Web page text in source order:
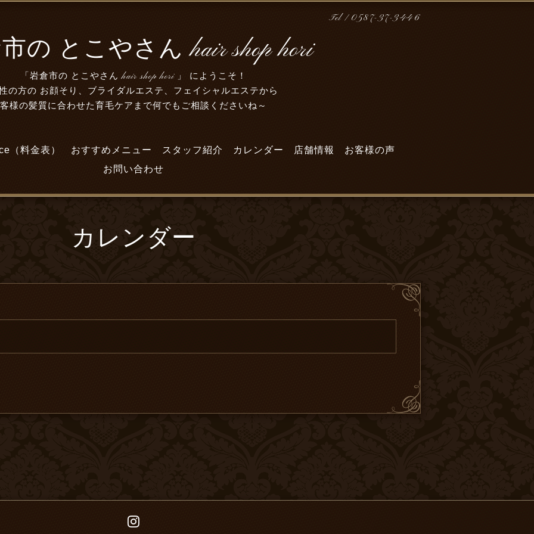
Tel / 0587-37-3446
の とこやさん hair shop hori
「岩倉市の とこやさん hair shop hori 」 にようこそ！
の方の お顔そり、ブライダルエステ、フェイシャルエステから
様の髪質に合わせた育毛ケアまで何でもご相談くださいね～
（料金表） おすすめメニュー スタッフ紹介 カレンダー 店舗情報
お客様の声
お問い合わせ
カレンダー